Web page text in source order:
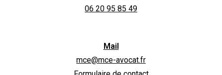
06 20 95 85 49
Mail
mce@mce-avocat.fr